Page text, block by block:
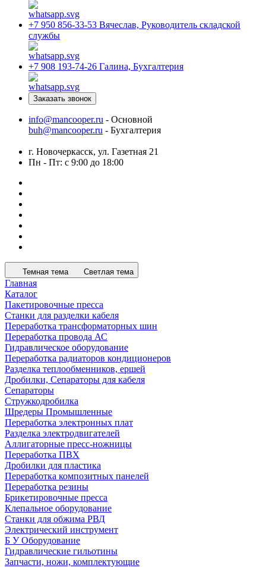
+7 950 856-33-53 Вячеслав, Руководитель складской
службы
+7 908 193-74-26 Галина, Бухгалтерия
Заказать звонок
info@mancooper.ru - Основной
buh@mancooper.ru - Бухгалтерия
г. Новочеркасск, ул. Газетная 21
Пн - Пт: с 9:00 до 18:00
Темная тема Светлая тема
Главная
Каталог
Пакетировочные пресса
Станки для разделки кабеля
Переработка трансформаторных шин
Переработка провода АС
Гидравлическое оборудование
Переработка радиаторов кондиционеров
Разделка теплообменников, ершей
Дробилки, Сепараторы для кабеля
Сепараторы
Стружкодробилка
Шредеры Промышленные
Переработка электронных плат
Разделка электродвигателей
Аллигаторные пресс-ножницы
Переработка ПВХ
Дробилки для пластика
Переработка композитных панелей
Переработка резины
Брикетировочные пресса
Клепальное оборудование
Станки для обжима РВД
Электрический инструмент
Б У Оборудование
Гидравлические гильотины
Запчасти, ножи, комплектующие